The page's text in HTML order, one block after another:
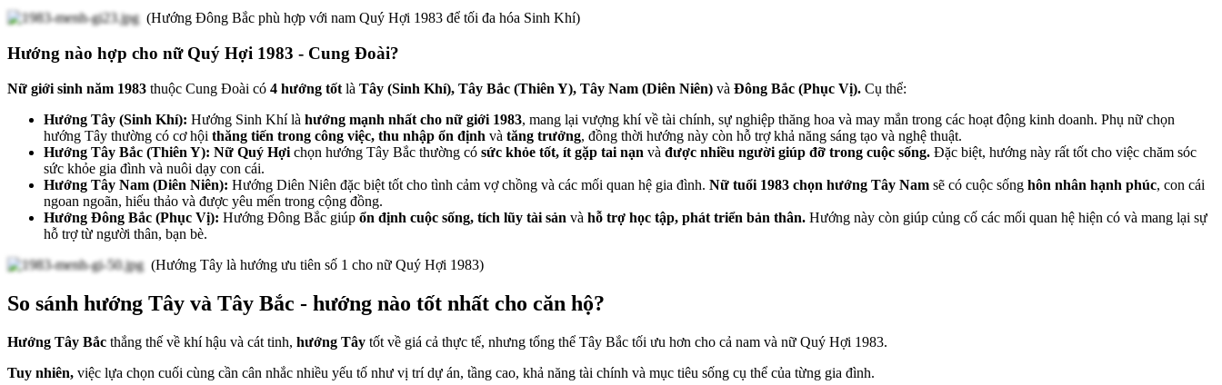
(Hướng Đông Bắc phù hợp với nam Quý Hợi 1983 để tối đa hóa Sinh Khí)
Hướng nào hợp cho nữ Quý Hợi 1983 - Cung Đoài?
Nữ giới sinh năm 1983 thuộc Cung Đoài có 4 hướng tốt là Tây (Sinh Khí), Tây Bắc (Thiên Y), Tây Nam (Diên Niên) và Đông Bắc (Phục Vị). Cụ thể:
Hướng Tây (Sinh Khí): Hướng Sinh Khí là hướng mạnh nhất cho nữ giới 1983, mang lại vượng khí về tài chính, sự nghiệp thăng hoa và may mắn trong các hoạt động kinh doanh. Phụ nữ chọn
hướng Tây thường có cơ hội thăng tiến trong công việc, thu nhập ổn định và tăng trưởng, đồng thời hướng này còn hỗ trợ khả năng sáng tạo và nghệ thuật.
Hướng Tây Bắc (Thiên Y): Nữ Quý Hợi chọn hướng Tây Bắc thường có sức khỏe tốt, ít gặp tai nạn và được nhiều người giúp đỡ trong cuộc sống. Đặc biệt, hướng này rất tốt cho việc chăm sóc
sức khỏe gia đình và nuôi dạy con cái.
Hướng Tây Nam (Diên Niên): Hướng Diên Niên đặc biệt tốt cho tình cảm vợ chồng và các mối quan hệ gia đình. Nữ tuổi 1983 chọn hướng Tây Nam sẽ có cuộc sống hôn nhân hạnh phúc, con cái
ngoan ngoãn, hiếu thảo và được yêu mến trong cộng đồng.
Hướng Đông Bắc (Phục Vị): Hướng Đông Bắc giúp ổn định cuộc sống, tích lũy tài sản và hỗ trợ học tập, phát triển bản thân. Hướng này còn giúp củng cố các mối quan hệ hiện có và mang lại sự
hỗ trợ từ người thân, bạn bè.
(Hướng Tây là hướng ưu tiên số 1 cho nữ Quý Hợi 1983)
So sánh hướng Tây và Tây Bắc - hướng nào tốt nhất cho căn hộ?
Hướng Tây Bắc thắng thế về khí hậu và cát tinh, hướng Tây tốt về giá cả thực tế, nhưng tổng thể Tây Bắc tối ưu hơn cho cả nam và nữ Quý Hợi 1983.
Tuy nhiên, việc lựa chọn cuối cùng cần cân nhắc nhiều yếu tố như vị trí dự án, tầng cao, khả năng tài chính và mục tiêu sống cụ thể của từng gia đình.